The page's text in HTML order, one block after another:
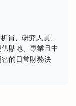
員、研究人員、
貼地、專業且中
的日常財務決